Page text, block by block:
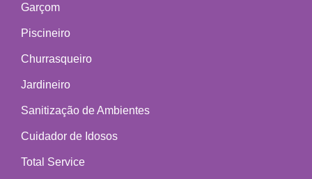
Garçom
Piscineiro
Churrasqueiro
Jardineiro
Sanitização de Ambientes
Cuidador de Idosos
Total Service